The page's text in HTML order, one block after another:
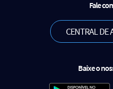
Fale
CENTRAL DE
Baixe o